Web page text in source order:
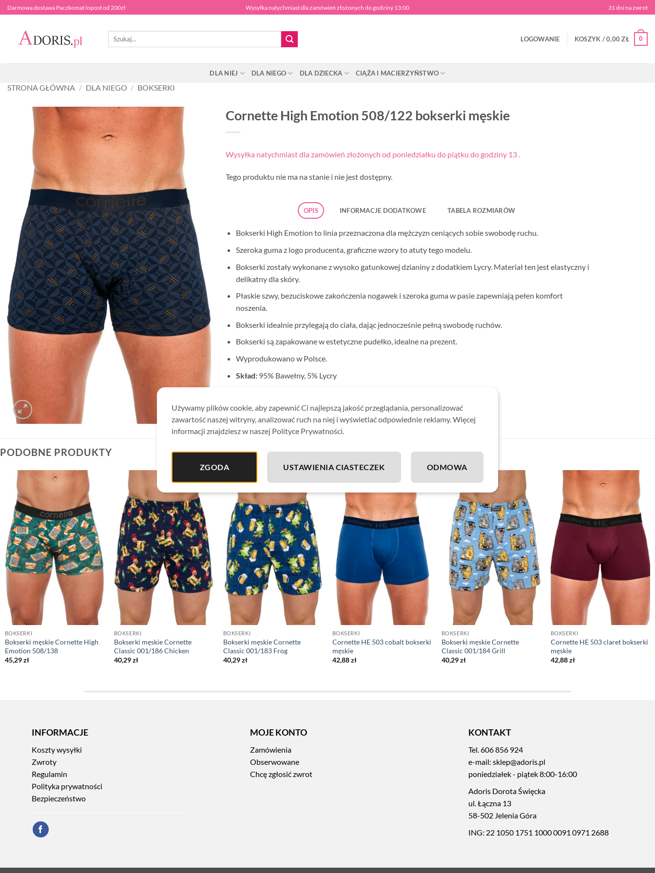
Przewiń
do
zawartości
Darmowa dostawa Paczkomat Inpost od 200zł Wysyłka natychmiast dla zamówień złożonych do godziny 13:00 31 dni na zwrot
Szukaj:
LOGOWANIE KOSZYK /0,00ZŁ 0
DLA NIEJ DLA NIEGO DLA DZIECKA CIĄŻA I MACIERZYŃSTWO
STRONA GŁÓWNA / DLA NIEGO / BOKSERKI
Cornette High Emotion 508/122 bokserki męskie
Wysyłka natychmiast dla zamówień złożonych od poniedziałku do piątku do godziny 13 .
Tego produktu nie ma na stanie i nie jest dostępny.
OPIS INFORMACJE DODATKOWE TABELA ROZMIARÓW
Bokserki High Emotion to linia przeznaczona dla mężczyzn ceniących sobie swobodę ruchu.
Szeroka guma z logo producenta, graficzne wzory to atuty tego modelu.
Bokserki zostały wykonane z wysoko gatunkowej dzianiny z dodatkiem Lycry. Materiał ten jest elastyczny i
delikatny dla skóry.
Płaskie szwy, bezuciskowe zakończenia nogawek i szeroka guma w pasie zapewniają pełen komfort
noszenia.
Bokserki idealnie przylegają do ciała, dając jednocześnie pełną swobodę ruchów.
Bokserki są zapakowane w estetyczne pudełko, idealne na prezent.
Wyprodukowano w Polsce.
Skład: 95% Bawełny, 5% Lycry
PODOBNE PRODUKTY
BOKSERKI
Bokserki męskie Cornette High
Emotion 508/138
45,29zł
BOKSERKI
Bokserki męskie Cornette
Classic 001/186 Chicken
40,29zł
BOKSERKI
Bokserki męskie Cornette
Classic 001/183 Frog
40,29zł
BOKSERKI
Cornette HE 503 cobalt bokserki
męskie
42,88zł
BOKSERKI
Bokserki męskie Cornette
Classic 001/184 Grill
40,29zł
BOKSERKI
Cornette HE 503 claret bokserki
męskie
42,88zł
INFORMACJE
Koszty wysyłki
Zwroty
Regulamin
Polityka prywatności
Bezpieczeństwo
MOJE KONTO
Zamówienia
Obserwowane
Chcę zgłosić zwrot
KONTAKT
Tel. 606 856 924
e-mail: sklep@adoris.pl
poniedziałek - piątek 8:00-16:00
Adoris Dorota Święcka
ul. Łączna 13
58-502 Jelenia Góra
ING: 22 1050 1751 1000 0091 0971 2688
Używamy plików cookie, aby zapewnić Ci najlepszą jakość przeglądania, personalizować
zawartość naszej witryny, analizować ruch na niej i wyświetlać odpowiednie reklamy. Więcej
informacji znajdziesz w naszej Polityce Prywatności.
ZGODA USTAWIENIA CIASTECZEK ODMOWA